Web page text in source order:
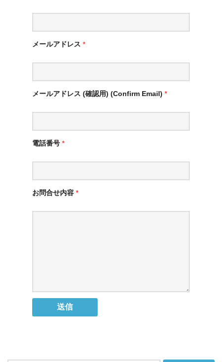
メールアドレス *
メールアドレス (確認用) (Confirm Email) *
電話番号 *
お問合せ内容 *